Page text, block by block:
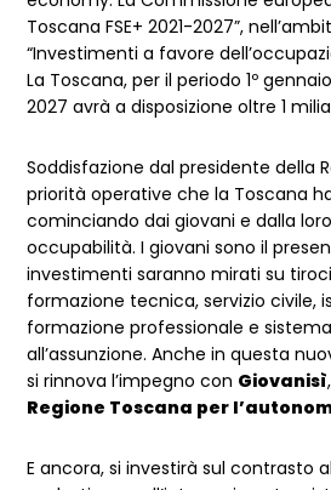
Toscana FSE+ 2021-2027”,
“Investimenti a favore
La Toscana, per il periodo 1º
2027 avrà a disposizione oltre 1
Soddisfazione dal presidente della
priorità operative che la Toscana
cominciando dai giovani e dalla
occupabilità. I giovani sono il
investimenti saranno mirati su
formazione tecnica, servizio civile,
formazione professionale e
all’assunzione. Anche in questa
si rinnova l’impegno con Giovanisì,
Regione Toscana per
E ancora, si investirà sul contrasto